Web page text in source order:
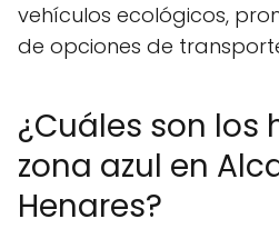
vehículos ecológicos,
de opciones de
¿Cuáles son los
zona azul en
Henares?